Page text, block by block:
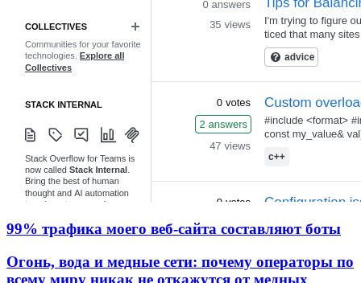
99% трафика моего веб‑сайта составляют боты
Огонь, вода и медные сети: почему операторы по
всему миру никак не откажутся от медных